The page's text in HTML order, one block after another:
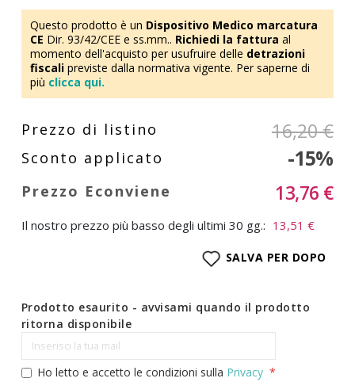
Questo prodotto è un Dispositivo Medico marcatura
CE Dir. 93/42/CEE e ss.mm.. Richiedi la fattura al
momento dell'acquisto per usufruire delle detrazioni
fiscalipreviste dalla normativa vigente. Per saperne di
più clicca qui.
16,20 €
-15%
13,76 €
Il nostro prezzo più basso degli ultimi 30 gg.: 13,51 €
SALVA PER DOPO
Prodotto esaurito - avvisami quando il prodotto
ritorna disponibile
Ho letto e accetto le condizioni sulla Privacy